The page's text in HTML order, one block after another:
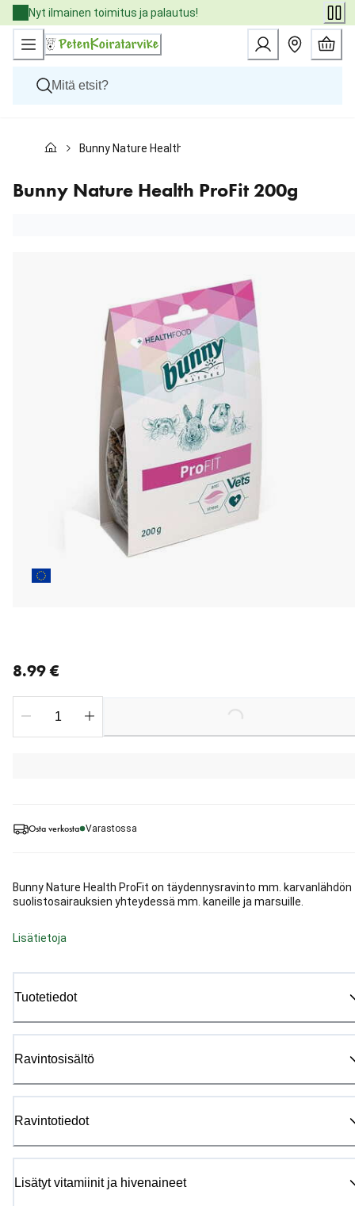
Skip
to
Content
Nyt ilmainen toimitus ja palautus!
Kissat
Eläinlääkäriruoat
Tuotemerkit
Bunny Nature Health ProFit 200g
Bunny Nature Health ProFit 200g
Osta verkosta Varastossa
Bunny Nature Health ProFit on täydennysravinto mm. karvanlähdön
suolistosairauksien yhteydessä mm. kaneille ja marsuille.
Lisätietoja
Tuotetiedot
Ravintosisältö
Ravintotiedot
Lisätyt vitamiinit ja hivenaineet
8.99 €
Loading...